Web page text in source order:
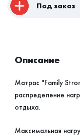
Под заказ
Описание
Матрас "Family
распределение
отдыха.
Максимальная